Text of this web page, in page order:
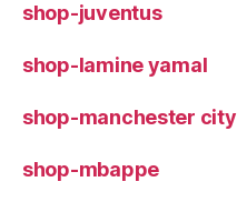
shop-juventus
shop-lamine yamal
shop-manchester city
shop-mbappe